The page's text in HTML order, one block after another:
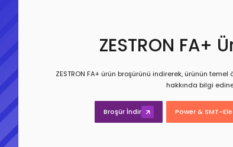
ZESTRON FA+
ZESTRON FA+ ürün broşürünü indirerek, ürünün temel
hakkında bilgi
Broşür İndir Power & SMT-